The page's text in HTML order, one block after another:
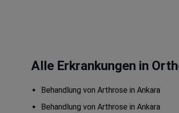
Alle Erkrankungen in
Behandlung von Arthrose in Ankara
Behandlung von Arthrose in Ankara